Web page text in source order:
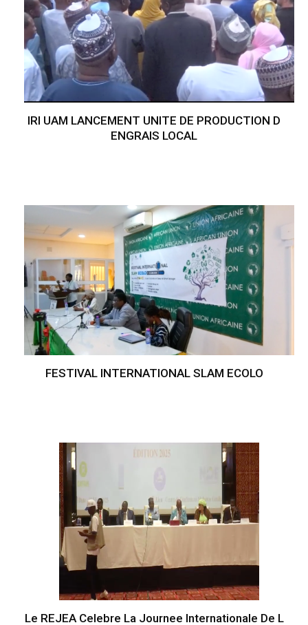
IRI UAM LANCEMENT UNITE DE PRODUCTION D
ENGRAIS LOCAL
FESTIVAL INTERNATIONAL SLAM ECOLO
Le REJEA Celebre La Journee Internationale De L